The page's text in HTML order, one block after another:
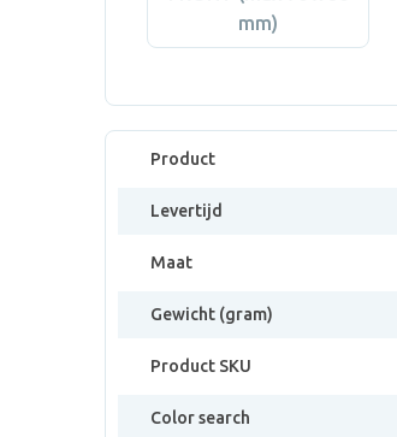
mm)
Product
Levertijd
Maat
Gewicht (gram)
Product SKU
Color search